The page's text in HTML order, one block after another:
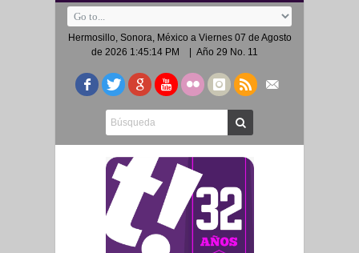
Hermosillo, Sonora, México a Viernes 07 de Agosto
de 2026 1:45:14 PM
| Año 29 No. 11